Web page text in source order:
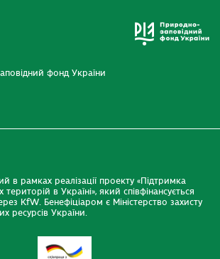
фонд України
в рамках реалізації проекту «Підтримка
в Україні», який співфінансується
KfW. Бенефіціаром є Міністерство захисту
ресурсів України.